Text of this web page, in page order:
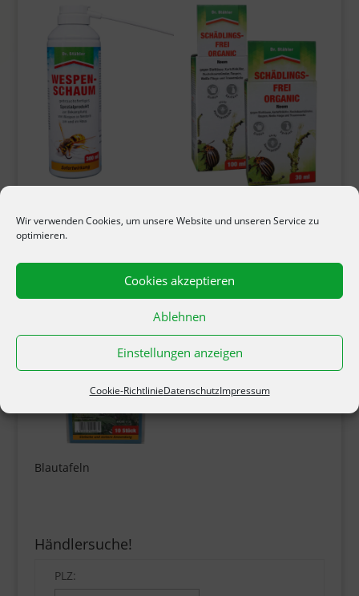
Wir verwenden Cookies, um unsere Website und unseren Service zu
optimieren.
Cookies akzeptieren
Ablehnen
Einstellungen anzeigen
Cookie-RichtlinieDatenschutzImpressum
Blautafeln
Händlersuche!
PLZ: